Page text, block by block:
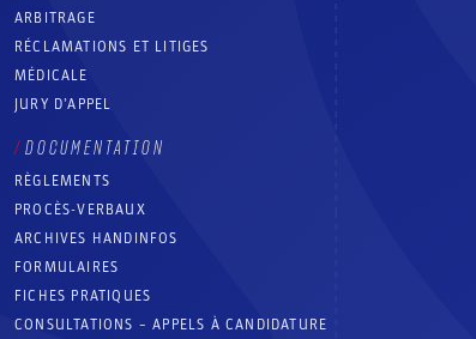
ARBITRAGE
RÉCLAMATIONS ET LITIGES
MÉDICALE
JURY D’APPEL
DOCUMENTATION
RÈGLEMENTS
PROCÈS-VERBAUX
ARCHIVES HANDINFOS
FORMULAIRES
FICHES PRATIQUES
CONSULTATIONS – APPELS À CANDIDATURE